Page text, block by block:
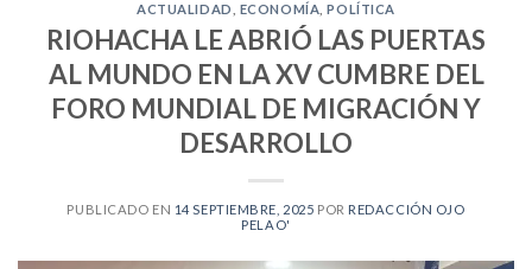
ACTUALIDAD ECONOMÍA ,POLÍTICA
RIOHACHA LE ABRIÓ LAS PUERTAS
AL MUNDO EN LA XV CUMBRE DEL
FORO MUNDIAL DE MIGRACIÓN Y
DESARROLLO
PUBLICADO EN 14 SEPTIEMBRE, 2025 POR REDACCIÓN OJO
PELAO'